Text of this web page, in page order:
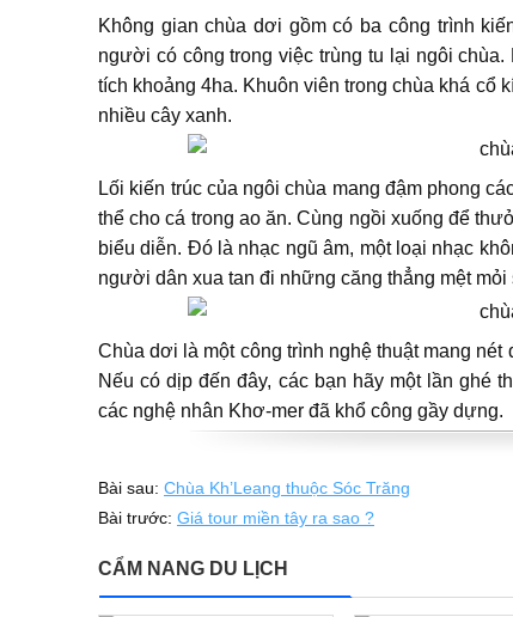
Không gian chùa dơi gồm có ba công trình
người có công trong việc trùng tu lại ngôi
tích khoảng 4ha. Khuôn viên trong chùa khá cổ
nhiều cây xanh.
Lối kiến trúc của ngôi chùa mang đậm phong
thể cho cá trong ao ăn. Cùng ngồi xuống để
biểu diễn. Đó là nhạc ngũ âm, một loại nhạc
người dân xua tan đi những căng thẳng mệt
Chùa dơi là một công trình nghệ thuật mang
Nếu có dịp đến đây, các bạn hãy một lần ghé
các nghệ nhân Khơ-mer đã khổ công gầy dựng.
Bài sau: Chùa Kh’Leang thuộc Sóc Trăng
Bài trước: Giá tour miền tây ra sao ?
CẨM NANG DU LỊCH